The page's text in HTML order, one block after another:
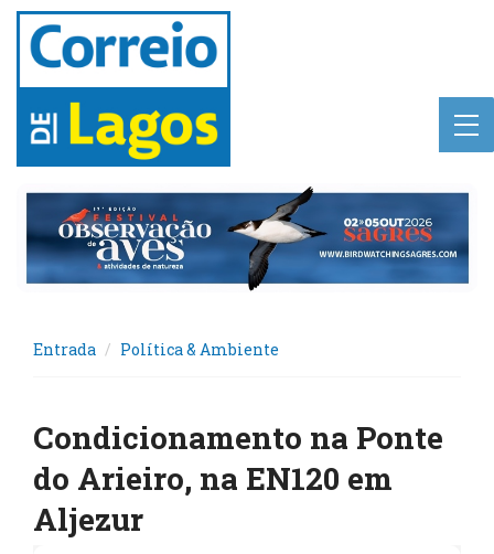
Entrada Política & Ambiente
Condicionamento na Ponte
do Arieiro, na EN120 em
Aljezur